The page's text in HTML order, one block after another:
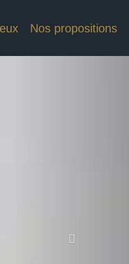
Nos propositions